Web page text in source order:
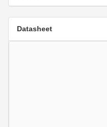
Datasheet